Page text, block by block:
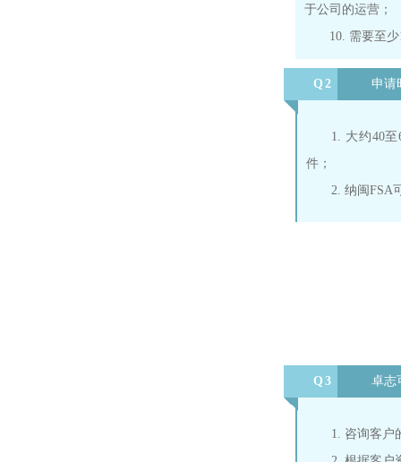
于公司的运营；
10. 需要至
Q2 申请
1. 大约40
件；
2. 纳闽FSA
Q3 卓志
1. 咨询客户